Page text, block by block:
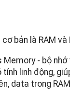
bản là RAM và
Memory - bộ
tính linh động,
data trong